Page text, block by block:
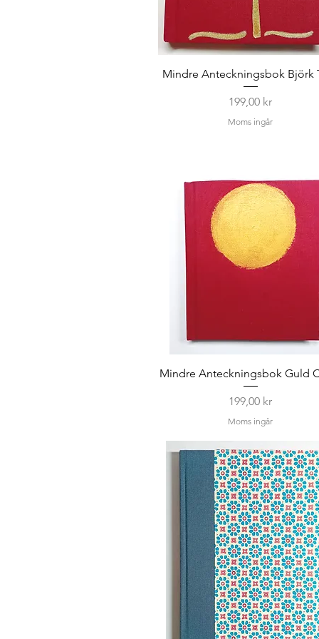
Mindre Anteckningsbok Björk
Pris
199,00 kr
Moms ingår
Mindre Anteckningsbok Guld
Pris
199,00 kr
Moms ingår